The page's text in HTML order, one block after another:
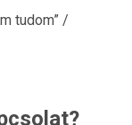
tudom” /